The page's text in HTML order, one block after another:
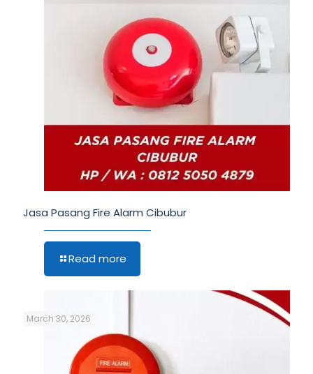
Jasa Pasang Fire Alarm Cibubur
Read more
March 30, 2026